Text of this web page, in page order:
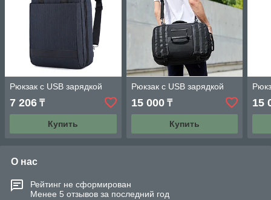
Рюкзак с USB зарядкой
7 206 ₸
Купить
Рюкзак с USB зарядкой
15 000₸
Купить
15
О нас
Рейтинг не сформирован
Менее 5 отзывов за последний год